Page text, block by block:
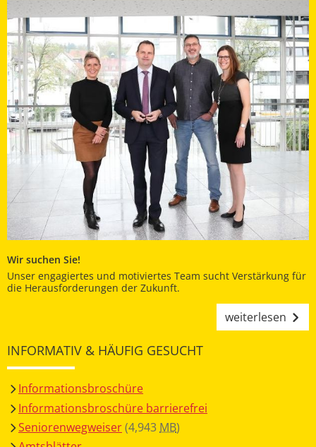
Wir suchen Sie!
Unser engagiertes und motiviertes Team sucht Verstärkung für
die Herausforderungen der Zukunft.
weiterlesen
INFORMATIV & HÄUFIG GESUCHT
Informationsbroschüre
Informationsbroschüre barrierefrei
Seniorenwegweiser(4,943 MB)